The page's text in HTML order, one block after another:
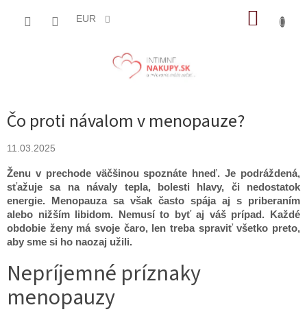
EUR
Čo proti návalom v menopauze?
11.03.2025
Ženu v prechode väčšinou spoznáte hneď. Je podráždená,
sťažuje sa na návaly tepla, bolesti hlavy, či nedostatok
energie. Menopauza sa však často spája aj s priberaním
alebo nižším libidom. Nemusí to byť aj váš prípad. Každé
obdobie ženy má svoje čaro, len treba spraviť všetko preto,
aby sme si ho naozaj užili.
Nepríjemné príznaky
menopauzy